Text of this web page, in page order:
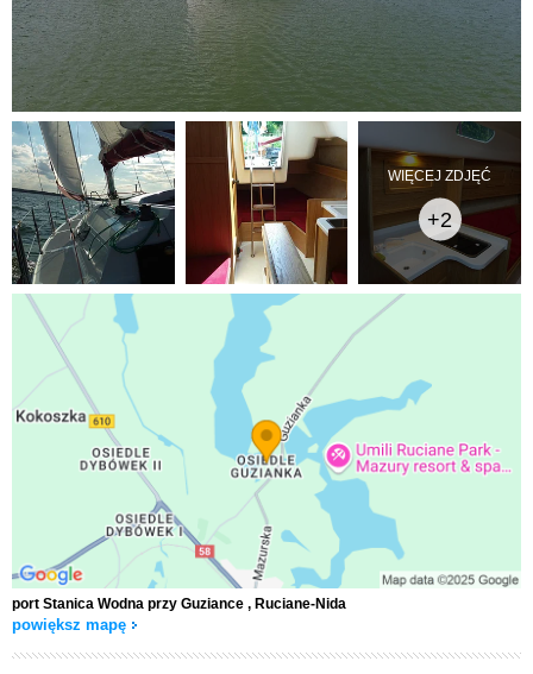
WIĘCEJ ZDJĘĆ
+2
port Stanica Wodna przy Guziance , Ruciane-Nida
powiększ mapę